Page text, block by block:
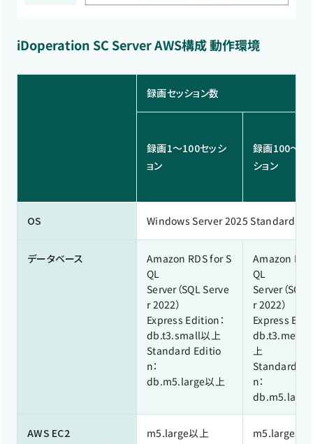
iDoperation SC Server AWS構成 動作環境
録画セッション数
録画1～100セッシ
ョン
録画100～
ション
OS Windows Server 2025 Standard /
データベース
Amazon RDS for S
QL
Server（SQL Serve
r 2022）
Express Edition：
db.t3.small以上
Standard Editio
n：
db.m5.large以上
Amazon
QL
Server（SQL
r 2022）
Express
上
Standard
n：
db.m5.large
AWS EC2
m5.large以上 m5.large以